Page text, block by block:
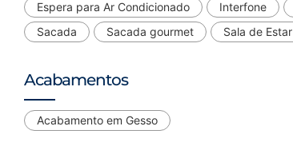
Espera para Ar Condicionado
Interfone
Sacada
Sacada gourmet Sala de Estar
Acabamentos
Acabamento em Gesso